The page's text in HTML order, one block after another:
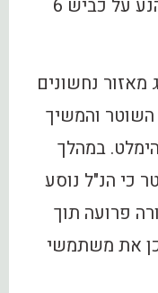
ביום שישי האחרון רכב פרטי הנע על כביש 6
נחשונים
והמשיך
במהלך
כי הנ"ל נוסע
פרועה תוך
את משתמשי